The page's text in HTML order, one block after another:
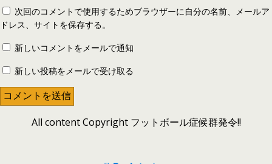
次回のコメントで使用するためブラウザーに自分の名前、メールア
ドレス、サイトを保存する。
新しいコメントをメールで通知
新しい投稿をメールで受け取る
All content Copyright フットボール症候群発令!!